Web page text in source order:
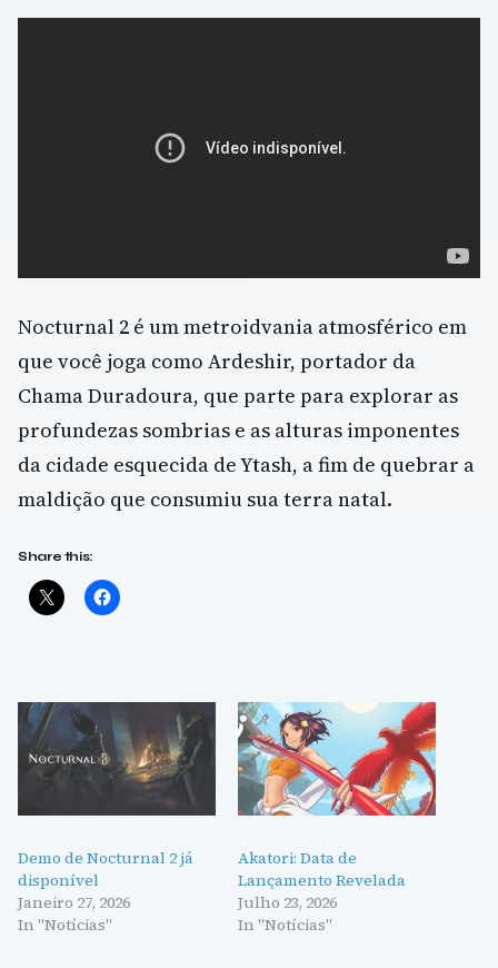
Nocturnal 2 é um metroidvania atmosférico em
que você joga como Ardeshir, portador da
Chama Duradoura, que parte para explorar as
profundezas sombrias e as alturas imponentes
da cidade esquecida de Ytash, a fim de quebrar a
maldição que consumiu sua terra natal.
Share this:
Demo de Nocturnal 2 já
disponível
Janeiro 27, 2026
In "Notícias"
Akatori: Data de
Lançamento Revelada
Julho 23, 2026
In "Notícias"